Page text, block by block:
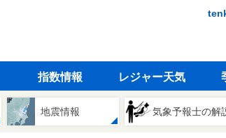
指数情報 レジャー天気
地震情報 気象予報士の解